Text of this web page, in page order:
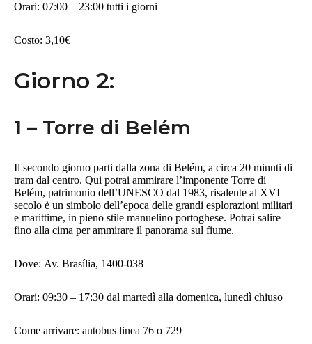
Orari: 07:00 – 23:00 tutti i giorni
Costo: 3,10€
Giorno 2:
1 – Torre di Belém
Il secondo giorno parti dalla zona di Belém, a circa 20 minuti di
tram dal centro. Qui potrai ammirare l’imponente Torre di
Belém, patrimonio dell’UNESCO dal 1983, risalente al XVI
secolo è un simbolo dell’epoca delle grandi esplorazioni militari
e marittime, in pieno stile manuelino portoghese. Potrai salire
fino alla cima per ammirare il panorama sul fiume.
Dove: Av. Brasília, 1400-038
Orari: 09:30 – 17:30 dal martedì alla domenica, lunedì chiuso
Come arrivare: autobus linea 76 o 729